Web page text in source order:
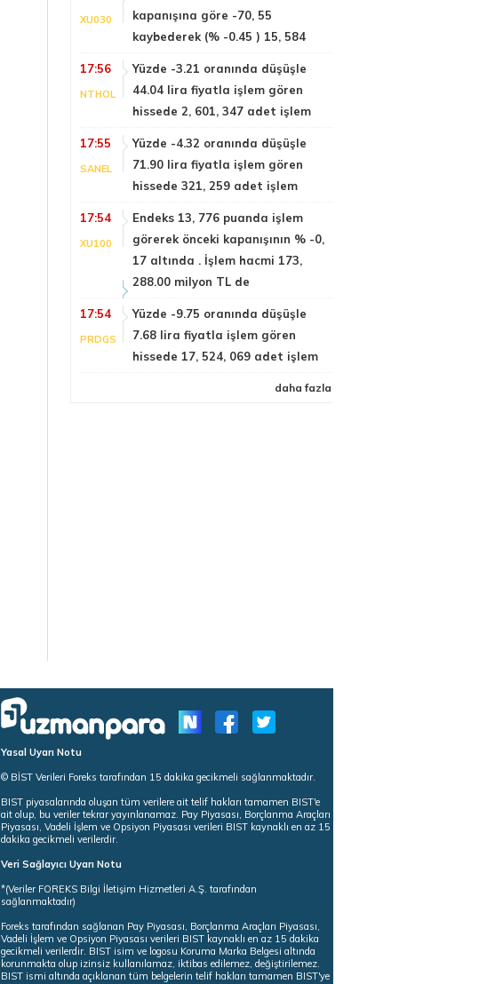
XU030
kapanışına göre -70, 55
kaybederek (% -0.45 ) 15, 584
17:56
NTHOL
Yüzde -3.21 oranında düşüşle
44.04 lira fiyatla işlem gören
hissede 2, 601, 347 adet işlem
17:55
SANEL
Yüzde -4.32 oranında düşüşle
71.90 lira fiyatla işlem gören
hissede 321, 259 adet işlem
17:54
XU100
Endeks 13, 776 puanda işlem
görerek önceki kapanışının % -0,
17 altında . İşlem hacmi 173,
288.00 milyon TL de
17:54
PRDGS
Yüzde -9.75 oranında düşüşle
7.68 lira fiyatla işlem gören
hissede 17, 524, 069 adet işlem
daha fazla
Yasal Uyarı Notu
© BİST Verileri Foreks tarafından 15 dakika gecikmeli sağlanmaktadır.
BIST piyasalarında oluşan tüm verilere ait telif hakları tamamen BIST'e
ait olup, bu veriler tekrar yayınlanamaz. Pay Piyasası, Borçlanma Araçları
Piyasası, Vadeli İşlem ve Opsiyon Piyasası verileri BIST kaynaklı en az 15
dakika gecikmeli verilerdir.
Veri Sağlayıcı Uyarı Notu
*(Veriler FOREKS Bilgi İletişim Hizmetleri A.Ş. tarafından
sağlanmaktadır)
Foreks tarafından sağlanan Pay Piyasası, Borçlanma Araçları Piyasası,
Vadeli İşlem ve Opsiyon Piyasası verileri BIST kaynaklı en az 15 dakika
gecikmeli verilerdir. BIST isim ve logosu Koruma Marka Belgesi altında
korunmakta olup izinsiz kullanılamaz, iktibas edilemez, değiştirilemez.
BIST ismi altında açıklanan tüm belgelerin telif hakları tamamen BIST'ye